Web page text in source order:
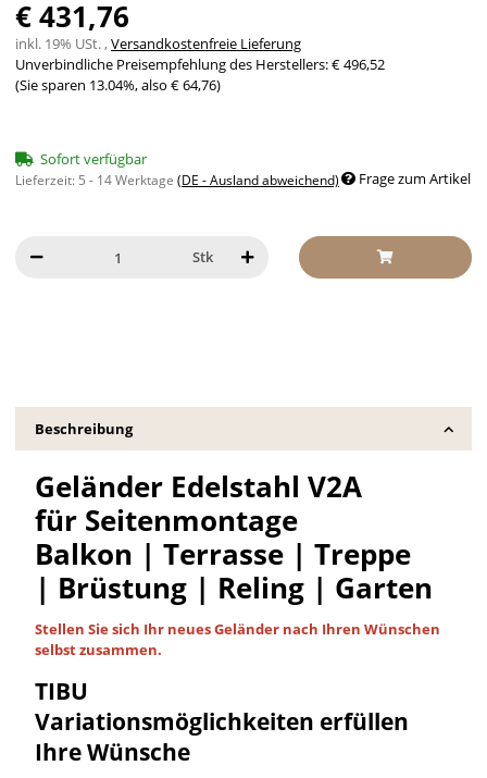
€ 431,76
inkl. 19% USt. ,Versandkostenfreie Lieferung
Unverbindliche Preisempfehlung des Herstellers:€ 496,52
(Sie sparen 13.04%, also € 64,76)
Sofort verfügbar
Lieferzeit: 5 - 14 Werktage (DE - Ausland abweichend) Frage zum Artikel
Stk
Beschreibung
Geländer Edelstahl V2A
für Seitenmontage
Balkon | Terrasse | Treppe
| Brüstung | Reling | Garten
Stellen Sie sich Ihr neues Geländer nach Ihren Wünschen
selbstzusammen.
TIBU
Variationsmöglichkeiten erfüllen
Ihre Wünsche